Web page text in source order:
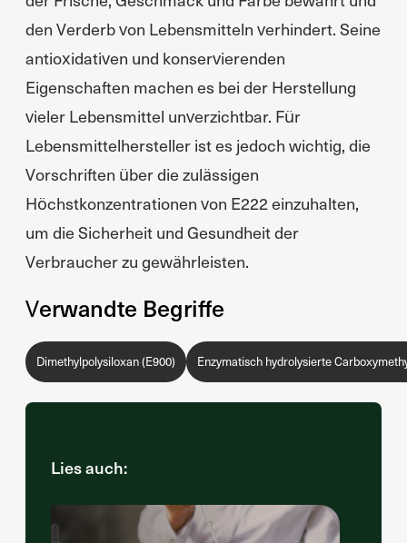
den Verderb von Lebensmitteln verhindert. Seine
antioxidativen und konservierenden
Eigenschaften machen es bei der Herstellung
vieler Lebensmittel unverzichtbar. Für
Lebensmittelhersteller ist es jedoch wichtig, die
Vorschriften über die zulässigen
Höchstkonzentrationen von E222 einzuhalten,
um die Sicherheit und Gesundheit der
Verbraucher zu gewährleisten.
Verwandte Begriffe
Dimethylpolysiloxan (E900) Enzymatisch hydrolysierte
Lies auch: